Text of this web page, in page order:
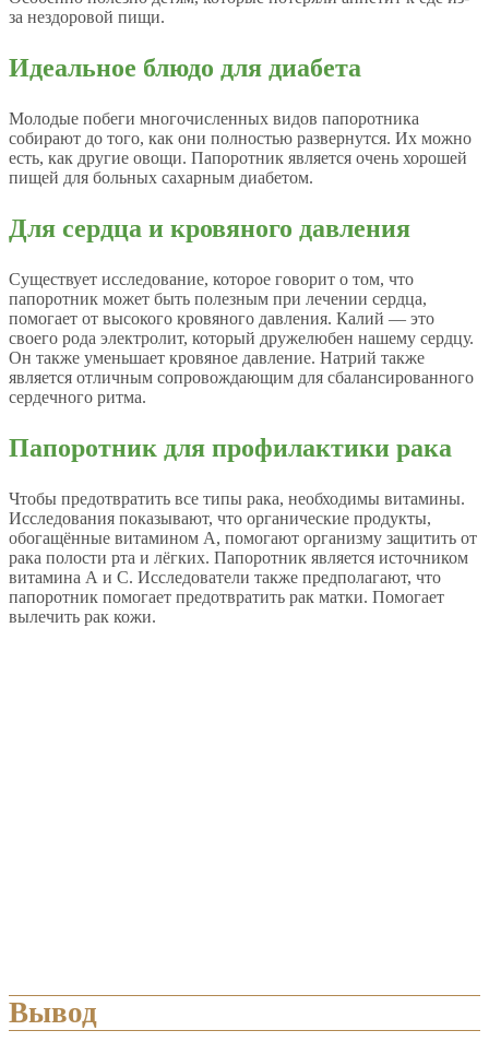
за нездоровой пищи.
Идеальное блюдо для диабета
Молодые побеги многочисленных видов папоротника
собирают до того, как они полностью развернутся. Их можно
есть, как другие овощи. Папоротник является очень хорошей
пищей для больных сахарным диабетом.
Для сердца и кровяного давления
Существует исследование, которое говорит о том, что
папоротник может быть полезным при лечении сердца,
помогает от высокого кровяного давления. Калий — это
своего рода электролит, который дружелюбен нашему сердцу.
Он также уменьшает кровяное давление. Натрий также
является отличным сопровождающим для сбалансированного
сердечного ритма.
Папоротник для профилактики рака
Чтобы предотвратить все типы рака, необходимы витамины.
Исследования показывают, что органические продукты,
обогащённые витамином А, помогают организму защитить от
рака полости рта и лёгких. Папоротник является источником
витамина А и С. Исследователи также предполагают, что
папоротник помогает предотвратить рак матки. Помогает
вылечить рак кожи.
Вывод